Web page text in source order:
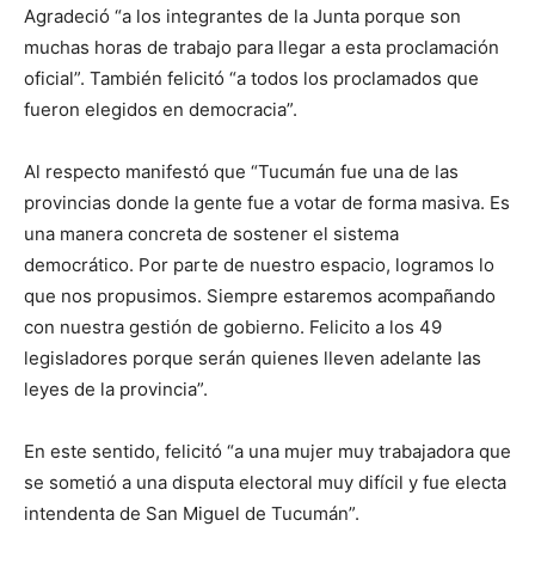
Agradeció “a los integrantes de la Junta porque son
muchas horas de trabajo para llegar a esta proclamación
oficial”. También felicitó “a todos los proclamados que
fueron elegidos en democracia”.
Al respecto manifestó que “Tucumán fue una de las
provincias donde la gente fue a votar de forma masiva. Es
una manera concreta de sostener el sistema
democrático. Por parte de nuestro espacio, logramos lo
que nos propusimos. Siempre estaremos acompañando
con nuestra gestión de gobierno. Felicito a los 49
legisladores porque serán quienes lleven adelante las
leyes de la provincia”.
En este sentido, felicitó “a una mujer muy trabajadora que
se sometió a una disputa electoral muy difícil y fue electa
intendenta de San Miguel de Tucumán”.